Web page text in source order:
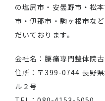
の塩尻市・安曇野市・松
市・伊那市・駒ヶ根市な
だいております。
会社名：腰痛専門整体院
住所：〒399-0744 長野
ル２号